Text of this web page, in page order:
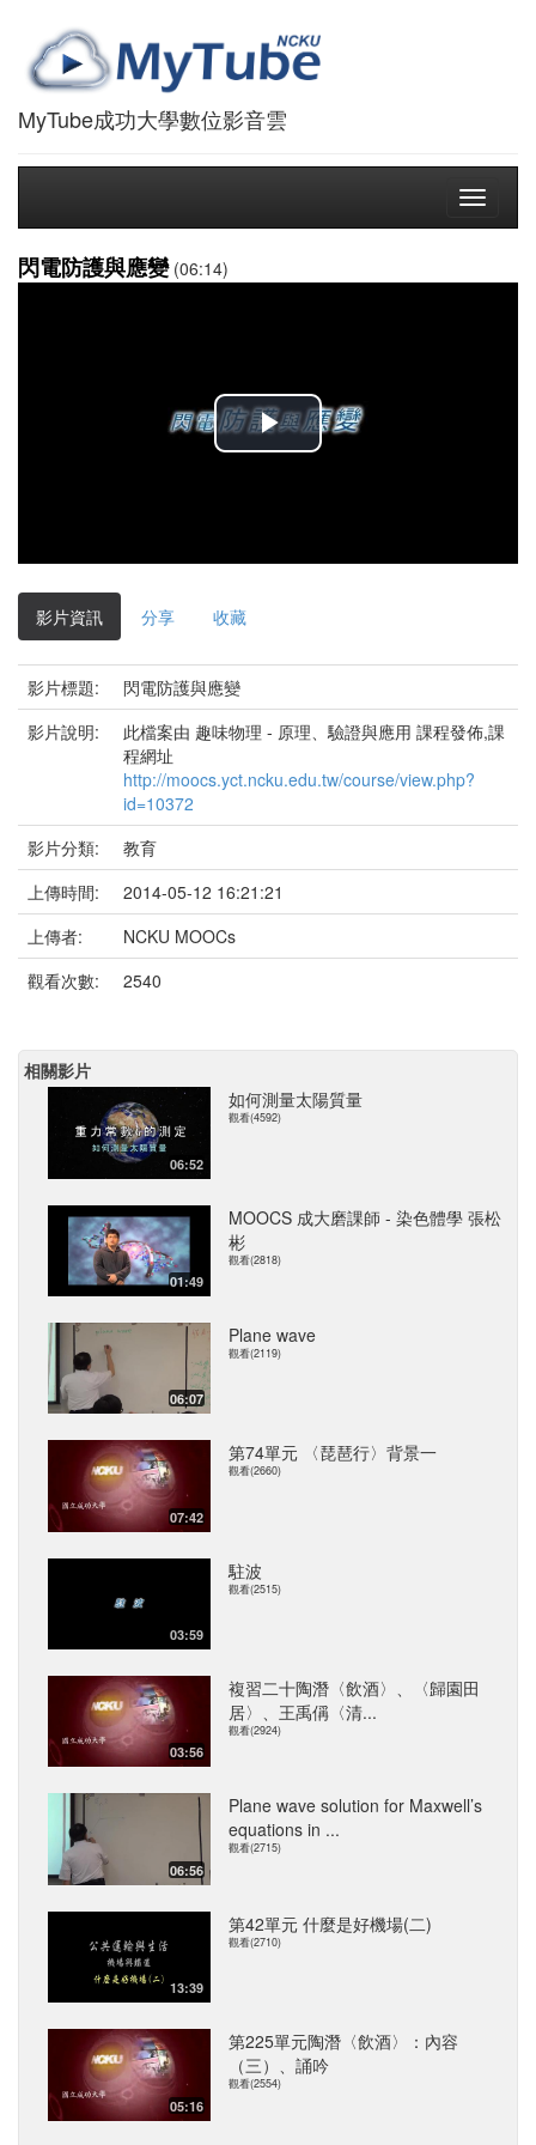
MyTube成功大學數位影音雲
Toggle
閃電防護與應變(06:14)
播
影
影片資訊 分享 收藏
影片標題:
閃電防護與應變
影片說明:
此檔案由 趣味物理 - 原理、驗證與應用 課程發佈,課
程網址
http://moocs.yct.ncku.edu.tw/course/view.php?
id=10372
影片分類:
教育
上傳時間:
2014-05-12 16:21:21
上傳者:
NCKU MOOCs
觀看次數:
2540
相關影片
06:52
如何測量太陽質量
觀看(4592)
01:49
MOOCS 成大磨課師 - 染色體學 張松
彬
觀看(2818)
06:07
Plane wave
觀看(2119)
07:42
第74單元 〈琵琶行〉背景一
觀看(2660)
03:59
駐波
觀看(2515)
03:56
複習二十陶潛〈飲酒〉、〈歸園田
居〉、王禹偁〈清...
觀看(2924)
06:56
Plane wave solution for Maxwell’s
equations in ...
觀看(2715)
13:39
第42單元 什麼是好機場(二)
觀看(2710)
05:16
第225單元陶潛〈飲酒〉：內容
（三）、誦吟
觀看(2554)